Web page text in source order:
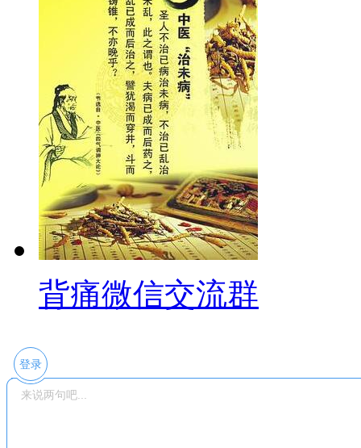
背痛微信交流群
登录